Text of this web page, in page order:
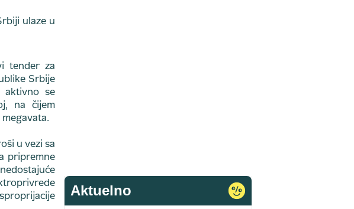
tender za
Srbije
aktivno se
na čijem
u vezi sa
pripremne
Aktuelno